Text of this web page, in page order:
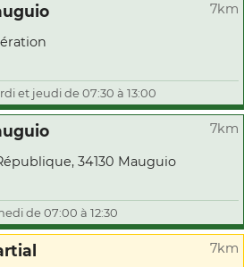
7km
et jeudi de 07:30 à 13:00
7km
34130 Mauguio
de 07:00 à 12:30
7km